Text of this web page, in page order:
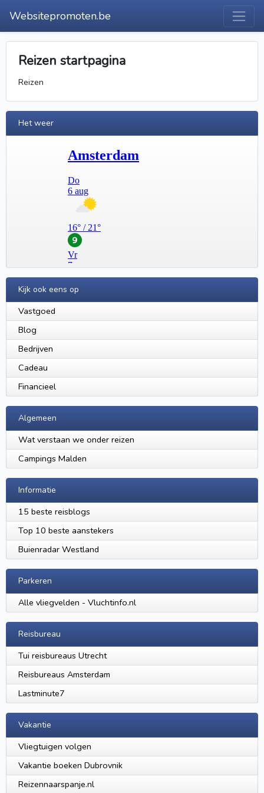
Websitepromoten.be
Reizen startpagina
Reizen
Het weer
Kijk ook eens op
Vastgoed
Blog
Bedrijven
Cadeau
Financieel
Algemeen
Wat verstaan we onder reizen
Campings Malden
Informatie
15 beste reisblogs
Top 10 beste aanstekers
Buienradar Westland
Parkeren
Alle vliegvelden - Vluchtinfo.nl
Reisbureau
Tui reisbureaus Utrecht
Reisbureaus Amsterdam
Lastminute7
Vakantie
Vliegtuigen volgen
Vakantie boeken Dubrovnik
Reizennaarspanje.nl